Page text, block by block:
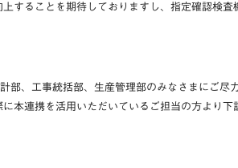
することを期待しておりますし、指定確認検査
部、工事統括部、生産管理部のみなさまにご尽
本連携を活用いただいているご担当の方より下